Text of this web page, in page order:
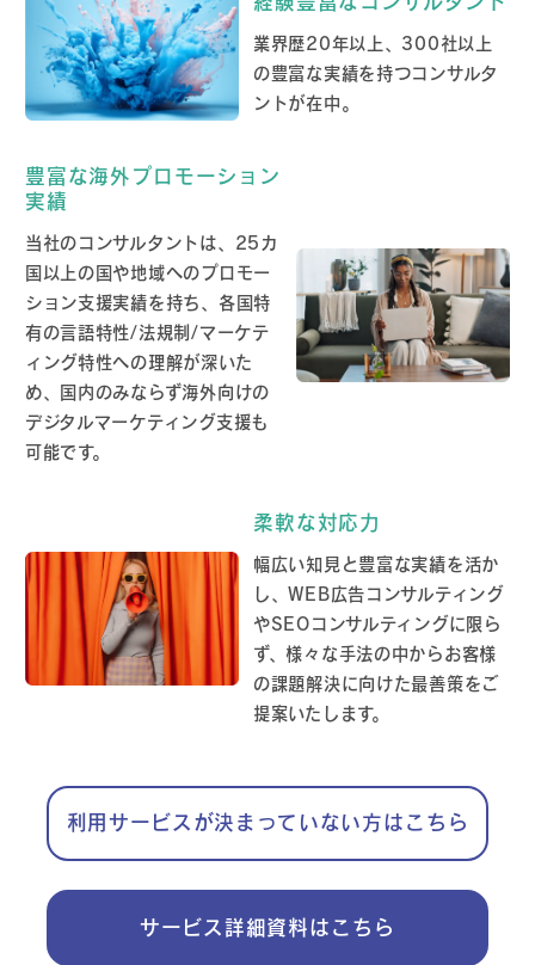
業界歴20年以上、300社以上
の豊富な実績を持つコンサルタ
ントが在中。
豊富な海外プロモーション
実績
当社のコンサルタントは、25カ
国以上の国や地域へのプロモー
ション支援実績を持ち、各国特
有の言語特性/法規制/マーケテ
ィング特性への理解が深いた
め、国内のみならず海外向けの
デジタルマーケティング支援も
可能です。
柔軟な対応力
幅広い知見と豊富な実績を活か
し、WEB広告コンサルティング
やSEOコンサルティングに限ら
ず、様々な手法の中からお客様
の課題解決に向けた最善策をご
提案いたします。
利用サービスが決まっていない方はこちら
サービス詳細資料はこちら